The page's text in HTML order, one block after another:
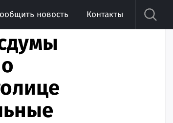
новость Контакты